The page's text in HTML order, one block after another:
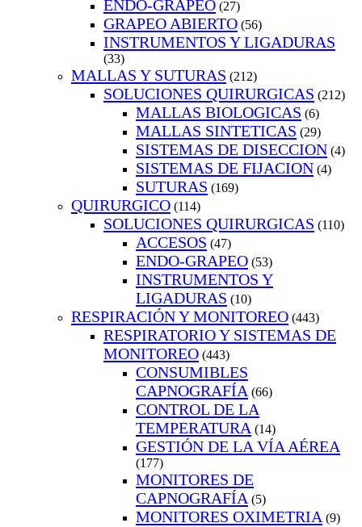
ENDO-GRAPEO (27)
GRAPEO ABIERTO (56)
INSTRUMENTOS Y LIGADURAS
(33)
MALLAS Y SUTURAS (212)
SOLUCIONES QUIRURGICAS (212)
MALLAS BIOLOGICAS (6)
MALLAS SINTETICAS (29)
SISTEMAS DE DISECCION (4)
SISTEMAS DE FIJACION (4)
SUTURAS (169)
QUIRURGICO (114)
SOLUCIONES QUIRURGICAS (110)
ACCESOS (47)
ENDO-GRAPEO (53)
INSTRUMENTOS Y
LIGADURAS (10)
RESPIRACIÓN Y MONITOREO (443)
RESPIRATORIO Y SISTEMAS DE
MONITOREO (443)
CONSUMIBLES
CAPNOGRAFÍA (66)
CONTROL DE LA
TEMPERATURA (14)
GESTIÓN DE LA VÍA AÉREA
(177)
MONITORES DE
CAPNOGRAFÍA (5)
MONITORES OXIMETRIA (9)